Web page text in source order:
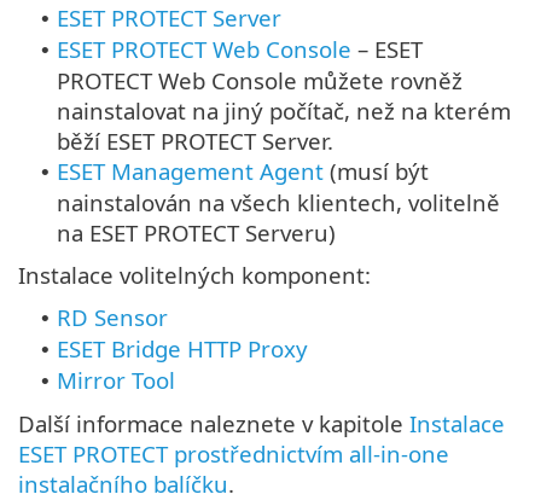
• ESET PROTECT Server
• ESET PROTECT Web Console – ESET
PROTECT Web Console můžete rovněž
nainstalovat na jiný počítač, než na kterém
běží ESET PROTECT Server.
• ESET Management Agent (musí být
nainstalován na všech klientech, volitelně
na ESET PROTECT Serveru)
Instalace volitelných komponent:
• RD Sensor
• ESET Bridge HTTP Proxy
• Mirror Tool
Další informace naleznete v kapitole Instalace
ESET PROTECT prostřednictvím all-in-one
instalačního balíčku.